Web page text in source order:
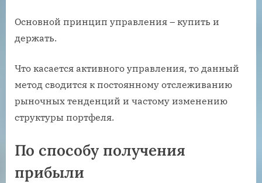
Основной принцип управления – купить и
держать.
Что касается активного управления, то данный
метод сводится к постоянному отслеживанию
рыночных тенденций и частому изменению
структуры портфеля.
По способу получения
прибыли